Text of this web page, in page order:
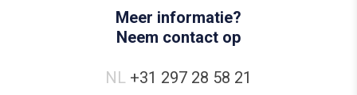
Meer informatie?
Neem contact op
NL +31 297 28 58 21